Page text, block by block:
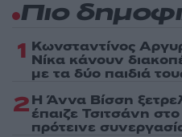
Πιο
1 Κωνσταντίνος
Νίκα κάνουν
με τα δύο παιδιά
2Η Άννα Βίσση
έπαιζε Τσιτσάνη
πρότεινε